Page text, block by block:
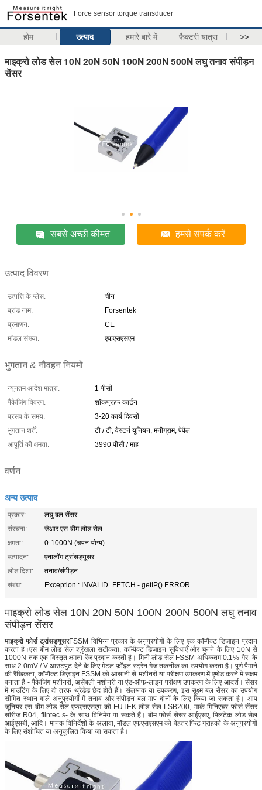
Force sensor torque transducer
होम उत्पाद हमारे बारे में फैक्टरी यात्रा >>
माइक्रो लोड सेल 10N 20N 50N 100N 200N 500N लघु तनाव संपीड़न
सेंसर
सबसे अच्छी कीमत हमसे संपर्क करें
उत्पाद विवरण
उत्पत्ति के प्लेस:
चीन
ब्रांड नाम:
Forsentek
प्रमाणन:
CE
मॉडल संख्या:
एफएसएसएम
भुगतान & नौवहन नियमों
न्यूनतम आदेश मात्रा:
1 पीसी
पैकेजिंग विवरण:
शॉकप्रूफ कार्टन
प्रसव के समय:
3-20 कार्य दिवसों
भुगतान शर्तें:
टी / टी, वेस्टर्न यूनियन, मनीग्राम, पेपैल
आपूर्ति की क्षमता:
3990 पीसी / माह
वर्णन
अन्य उत्पाद
प्रकार:
लघु बल सेंसर
संरचना:
जेआर एस-बीम लोड सेल
क्षमता:
0-1000N (चयन योग्य)
उत्पादन:
एनालॉग ट्रांसड्यूसर
लोड दिशा:
तनाव/संपीड़न
संबंध:
Exception : INVALID_FETCH - getIP() ERROR
माइक्रो लोड सेल 10N 20N 50N 100N 200N 500N लघु तनाव
संपीड़न सेंसर
माइक्रो फोर्स ट्रांसड्यूसरFSSM विभिन्न प्रकार के अनुप्रयोगों के लिए एक कॉम्पैक्ट डिज़ाइन प्रदान
करता है।एस बीम लोड सेल श्रृंखला सटीकता, कॉम्पैक्ट डिज़ाइन सुविधाएँ और चुनने के लिए 10N से
1000N तक एक विस्तृत क्षमता रेंज प्रदान करती है। मिनी लोड सेल FSSM अधिकतम 0.1% गैर- के
साथ 2.0mV / V आउटपुट देने के लिए मेटल फ़ॉइल स्ट्रेन गेज तकनीक का उपयोग करता है। पूर्ण पैमाने
की रैखिकता, कॉम्पैक्ट डिज़ाइन FSSM को आसानी से मशीनरी या परीक्षण उपकरण में एम्बेड करने में सक्षम
बनाता है - पैकेजिंग मशीनरी, असेंबली मशीनरी या एंड-ऑफ-लाइन परीक्षण उपकरण के लिए आदर्श। सेंसर
में माउंटिंग के लिए दो तरफ थ्रेडेड छेद होते हैं। संलग्नक या उपकरण, इस सूक्ष्म बल सेंसर का उपयोग
सीमित स्थान वाले अनुप्रयोगों में तनाव और संपीड़न बल माप दोनों के लिए किया जा सकता है। आप
जूनियर एस बीम लोड सेल एफएसएसएम को FUTEK लोड सेल LSB200, मार्क मिनिएचर फोर्स सेंसर
सीरीज R04, flintec s- के साथ विनिमेय पा सकते हैं। बीम फोर्स सेंसर आईएसए, फ्लिंटेक लोड सेल
आईएसबी, आदि। मानक विनिर्देशों के अलावा, मॉडल एफएसएसएम को बेहतर फिट ग्राहकों के अनुप्रयोगों
के लिए संशोधित या अनुकूलित किया जा सकता है।